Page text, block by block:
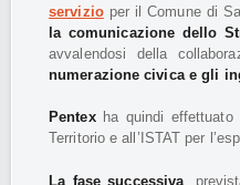
servizioper il Comune di
la comunicazione dello
avvalendosi della
numerazione civica e gli
Pentexha quindi effettuato
Territorio e all’ISTAT per
La fase successiva ,